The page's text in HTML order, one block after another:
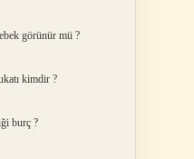
görünür mü ?
kimdir ?
burç ?